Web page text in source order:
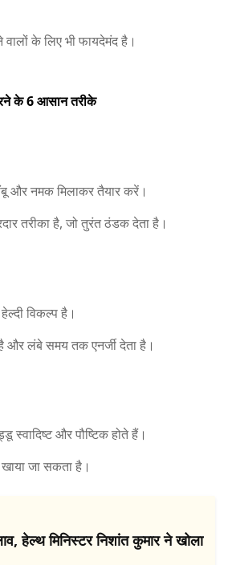
के लिए भी फायदेमंद है।
के 6 आसान तरीके
और नमक मिलाकर तैयार करें।
तरीका है, जो तुरंत ठंडक देता है।
विकल्प है।
और लंबे समय तक एनर्जी देता है।
और पौष्टिक होते हैं।
जा सकता है।
हेल्थ मिनिस्टर निशांत कुमार ने खोला